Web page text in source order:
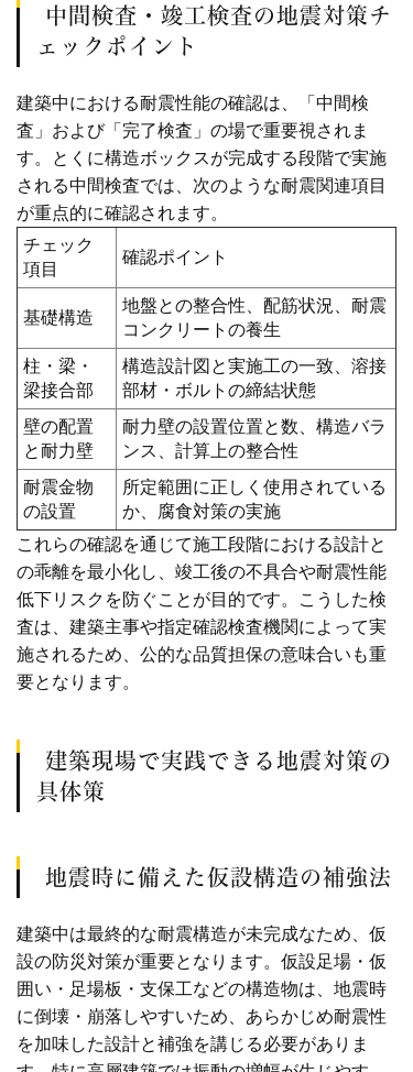
中間検査・竣工検査の地震対策チ
ェックポイント
建築中における耐震性能の確認は、「中間検
査」および「完了検査」の場で重要視されま
す。とくに構造ボックスが完成する段階で実施
される中間検査では、次のような耐震関連項目
が重点的に確認されます。
チェック
項目
確認ポイント
基礎構造
地盤との整合性、配筋状況、耐震
コンクリートの養生
柱・梁・
梁接合部
構造設計図と実施工の一致、溶接
部材・ボルトの締結状態
壁の配置
と耐力壁
耐力壁の設置位置と数、構造バラ
ンス、計算上の整合性
耐震金物
の設置
所定範囲に正しく使用されている
か、腐食対策の実施
これらの確認を通じて施工段階における設計と
の乖離を最小化し、竣工後の不具合や耐震性能
低下リスクを防ぐことが目的です。こうした検
査は、建築主事や指定確認検査機関によって実
施されるため、公的な品質担保の意味合いも重
要となります。
建築現場で実践できる地震対策の
具体策
地震時に備えた仮設構造の補強法
建築中は最終的な耐震構造が未完成なため、仮
設の防災対策が重要となります。仮設足場・仮
囲い・足場板・支保工などの構造物は、地震時
に倒壊・崩落しやすいため、あらかじめ耐震性
を加味した設計と補強を講じる必要がありま